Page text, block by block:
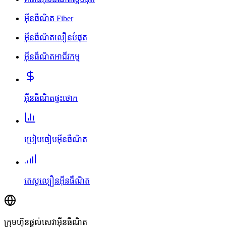
អ៊ីនធឺណិត Fiber
អ៊ីនធឺណិតលឿនបំផុត
អ៊ីនធឺណិតអាជីវកម្ម
អ៊ីនធឺណិតផ្ទះថោក
ប្រៀបធៀបអ៊ីនធឺណិត
តេស្តល្បឿនអ៊ីនធឺណិត
ក្រុមហ៊ុនផ្តល់សេវាអ៊ីនធឺណិត